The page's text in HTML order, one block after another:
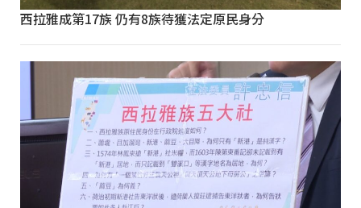
西拉雅成第17族 仍有8族待獲法定原民身分